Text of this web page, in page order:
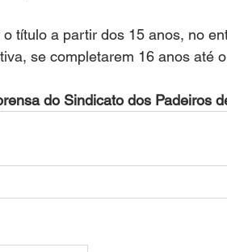
título a partir dos 15 anos, no
se completarem 16 anos até
do Sindicato dos Padeiros